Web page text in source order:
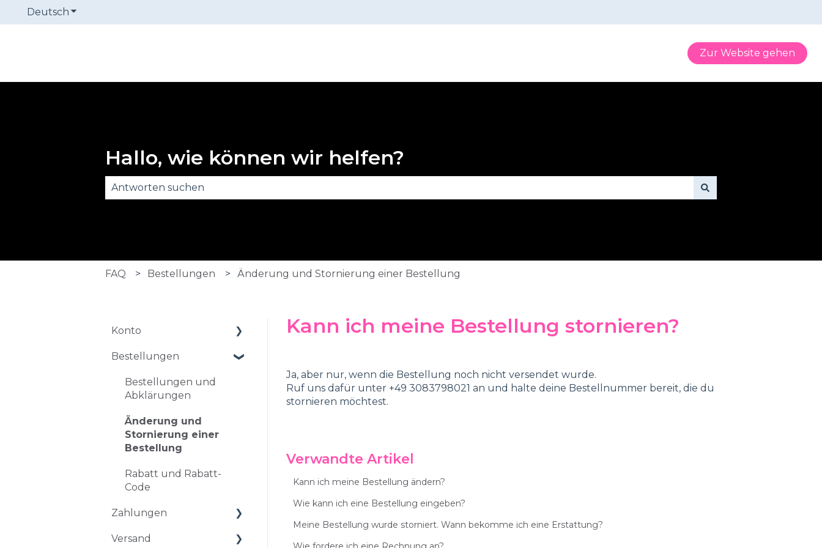
Deutsch Untermenü für Übersetzungen anzeigen
Zur Website gehen
Hallo, wie können wir helfen?
FAQ Bestellungen Änderung und Stornierung einer Bestellung
Kann ich meine Bestellung stornieren?
Ja, aber nur, wenn die Bestellung noch nicht versendet wurde.
Ruf uns dafür unter +49 3083798021 an und halte deine Bestellnummer bereit, die du
stornieren möchtest.
Verwandte Artikel
Kann ich meine Bestellung ändern?
Wie kann ich eine Bestellung eingeben?
Meine Bestellung wurde storniert. Wann bekomme ich eine Erstattung?
Konto
Kontoführung
Probleme beim
Einloggen
Bestellungen
Bestellungen und
Abklärungen
Änderung und
Stornierung einer
Bestellung
Rabatt und Rabatt-
Code
Zahlungen
Zahlungsarten
Versand